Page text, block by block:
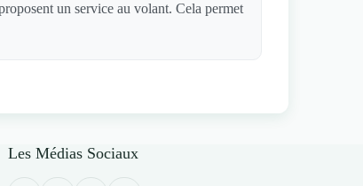
un service au volant. Cela permet
Les Médias Sociaux